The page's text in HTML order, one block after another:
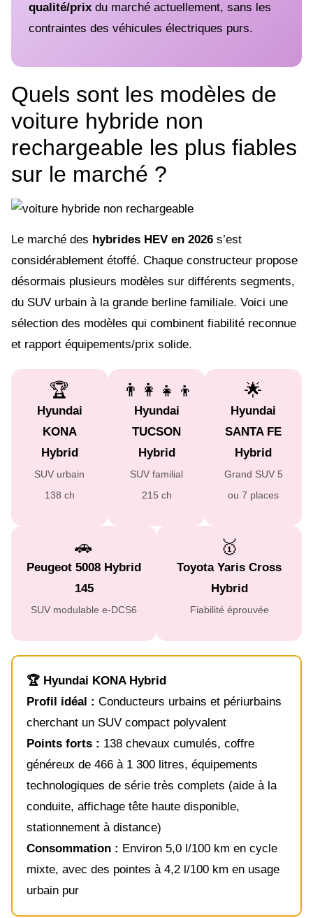
qualité/prix du marché actuellement, sans les
contraintes des véhicules électriques purs.
Quels sont les modèles de
voiture hybride non
rechargeable les plus fiables
sur le marché ?
Le marché des hybrides HEV en 2026 s’est
considérablement étoffé. Chaque constructeur propose
désormais plusieurs modèles sur différents segments,
du SUV urbain à la grande berline familiale. Voici une
sélection des modèles qui combinent fiabilité reconnue
et rapport équipements/prix solide.
🏆
Hyundai
KONA
Hybrid
SUV urbain
138 ch
👨‍👩‍👧‍👦
Hyundai
TUCSON
Hybrid
SUV familial
215 ch
🌟
Hyundai
SANTA FE
Hybrid
Grand SUV 5
ou 7 places
🚗
Peugeot 5008 Hybrid
145
SUV modulable e-DCS6
🥇
Toyota Yaris Cross
Hybrid
Fiabilité éprouvée
🏆 Hyundai KONA Hybrid
Profil idéal : Conducteurs urbains et périurbains
cherchant un SUV compact polyvalent
Points forts : 138 chevaux cumulés, coffre
généreux de 466 à 1 300 litres, équipements
technologiques de série très complets (aide à la
conduite, affichage tête haute disponible,
stationnement à distance)
Consommation : Environ 5,0 l/100 km en cycle
mixte, avec des pointes à 4,2 l/100 km en usage
urbain pur